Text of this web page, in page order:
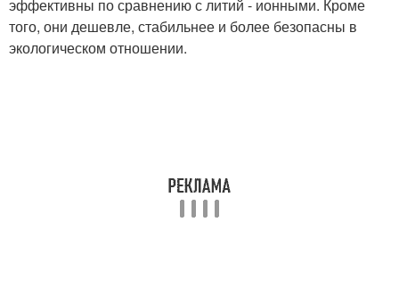
эффективны по сравнению с литий - ионными. Кроме
того, они дешевле, стабильнее и более безопасны в
экологическом отношении.